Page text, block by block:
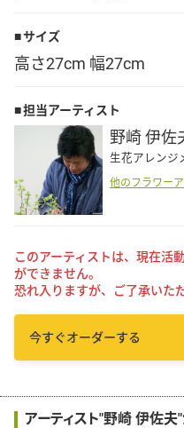
English
サイズ
高さ27cm 幅27cm
担当アーティスト
野崎 伊佐
生花アレンジ
他のフラワー
このアーティストは、現在活
ができません。
恐れ入りますが、ご了承いた
今すぐオーダーする
アーティスト"野崎 伊佐